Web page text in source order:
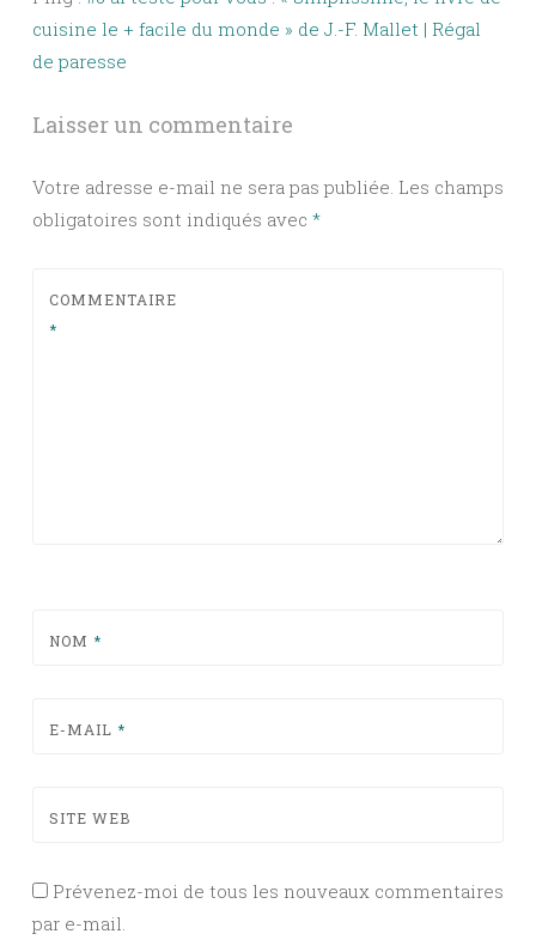
cuisine le + facile du monde » de J.-F. Mallet | Régal
de paresse
Laisser un commentaire
Votre adresse e-mail ne sera pas publiée. Les champs
obligatoires sont indiqués avec *
COMMENTAIRE
*
NOM *
E-MAIL *
SITE WEB
Prévenez-moi de tous les nouveaux commentaires
par e-mail.